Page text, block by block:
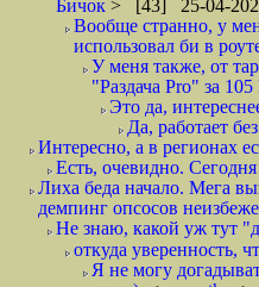
Бичок > [43] 25-04-
Вообще странно, у
использовал би в
У меня также, от
"Раздача Pro" за
Это да,
Да, работает
Интересно, а в регионах
Есть, очевидно.
Лиха беда начало. Мега
демпинг опсосов
Не знаю, какой уж тут
откуда уверенность,
Я не могу